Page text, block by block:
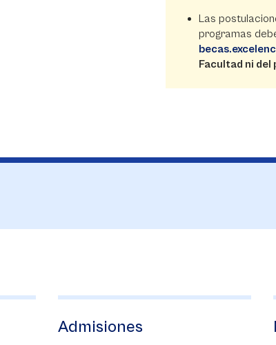
Las
programas
Facultad ni del
Admisiones